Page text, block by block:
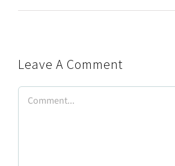
Leave A Comment
Comment